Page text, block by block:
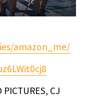
amazon_me/
CJ